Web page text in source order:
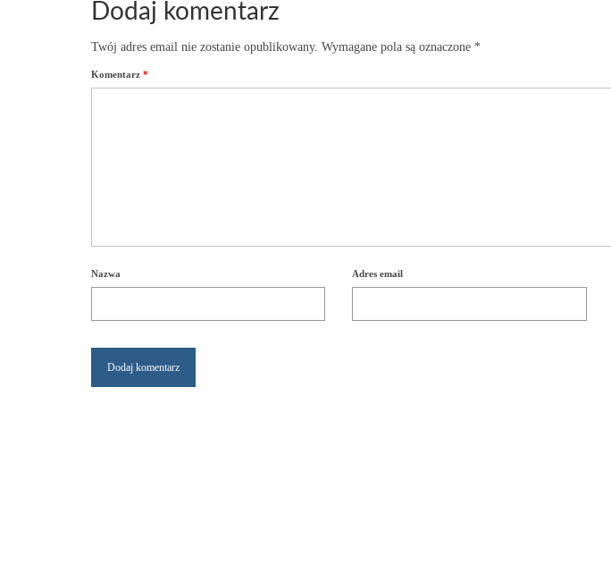
Dodaj komentarz
Twój adres email nie zostanie opublikowany. Wymagane pola są oznaczone *
Komentarz *
Nazwa Adres email